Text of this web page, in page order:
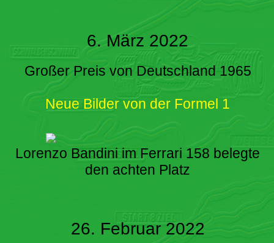
6. März 2022
Großer Preis von Deutschland 1965
Neue Bilder von der Formel 1
Lorenzo Bandini im Ferrari 158 belegte
den achten Platz
26. Februar 2022